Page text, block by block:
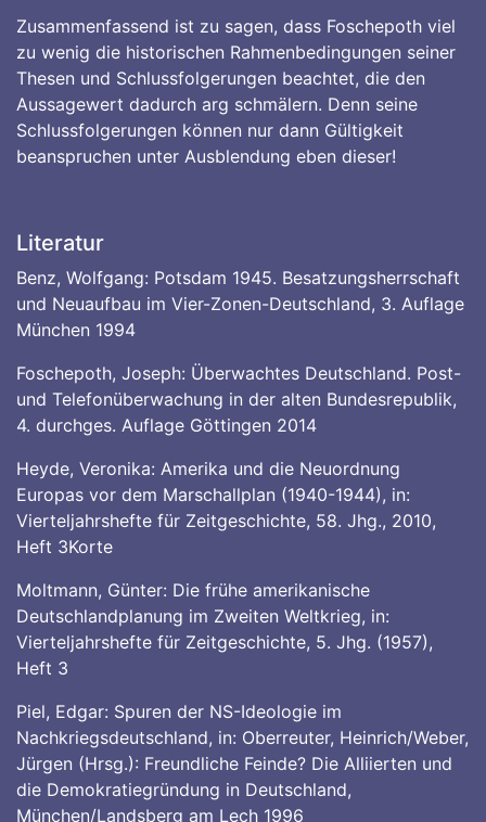
Zusammenfassend ist zu sagen, dass Foschepoth viel
zu wenig die historischen Rahmenbedingungen seiner
Thesen und Schlussfolgerungen beachtet, die den
Aussagewert dadurch arg schmälern. Denn seine
Schlussfolgerungen können nur dann Gültigkeit
beanspruchen unter Ausblendung eben dieser!
Literatur
Benz, Wolfgang: Potsdam 1945. Besatzungsherrschaft
und Neuaufbau im Vier-Zonen-Deutschland, 3. Auflage
München 1994
Foschepoth, Joseph: Überwachtes Deutschland. Post-
und Telefonüberwachung in der alten Bundesrepublik,
4. durchges. Auflage Göttingen 2014
Heyde, Veronika: Amerika und die Neuordnung
Europas vor dem Marschallplan (1940-1944), in:
Vierteljahrshefte für Zeitgeschichte, 58. Jhg., 2010,
Heft 3Korte
Moltmann, Günter: Die frühe amerikanische
Deutschlandplanung im Zweiten Weltkrieg, in:
Vierteljahrshefte für Zeitgeschichte, 5. Jhg. (1957),
Heft 3
Piel, Edgar: Spuren der NS-Ideologie im
Nachkriegsdeutschland, in: Oberreuter, Heinrich/Weber,
Jürgen (Hrsg.): Freundliche Feinde? Die Alliierten und
die Demokratiegründung in Deutschland,
München/Landsberg am Lech 1996